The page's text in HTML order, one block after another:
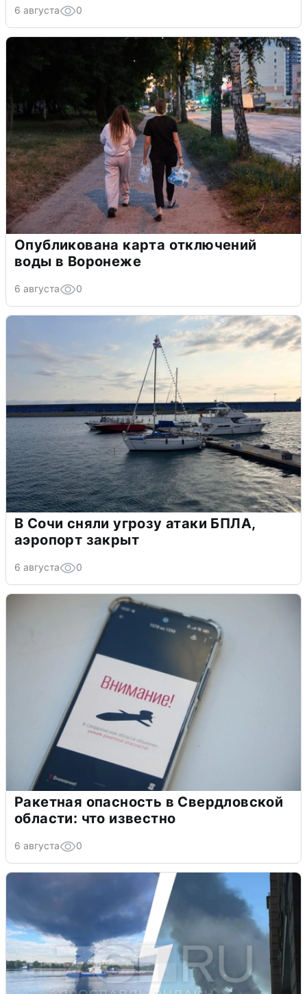
6 августа 0
Опубликована карта отключений
воды в Воронеже
6 августа 0
В Сочи сняли угрозу атаки БПЛА,
аэропорт закрыт
6 августа 0
Ракетная опасность в Свердловской
области: что известно
6 августа 0